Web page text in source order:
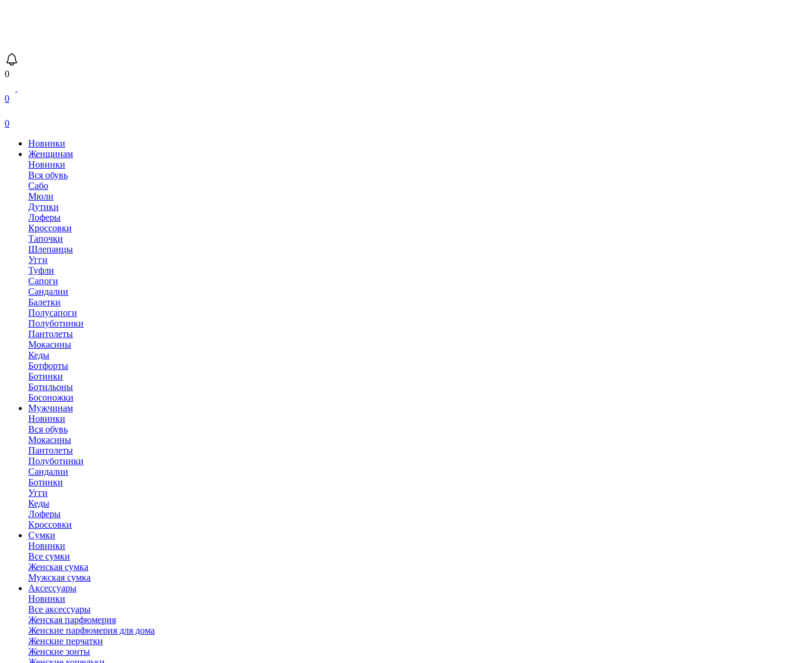
0
0
0
Новинки
Женщинам
Новинки
Вся обувь
Сабо
Мюли
Дутики
Лоферы
Кроссовки
Тапочки
Шлепанцы
Угги
Туфли
Сапоги
Сандалии
Балетки
Полусапоги
Полуботинки
Пантолеты
Мокасины
Кеды
Ботфорты
Ботинки
Ботильоны
Босоножки
Мужчинам
Новинки
Вся обувь
Мокасины
Пантолеты
Полуботинки
Сандалии
Ботинки
Угги
Кеды
Лоферы
Кроссовки
Сумки
Новинки
Все сумки
Женская сумка
Мужская сумка
Аксессуары
Новинки
Все аксессуары
Женская парфюмерия
Женские парфюмерия для дома
Женские перчатки
Женские зонты